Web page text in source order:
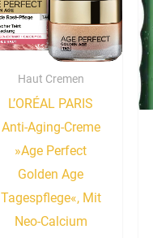
Haut Cremen
L’ORÉAL PARIS
Anti-Aging-Creme
»Age Perfect
Golden Age
Tagespflege«, Mit
Neo-Calcium